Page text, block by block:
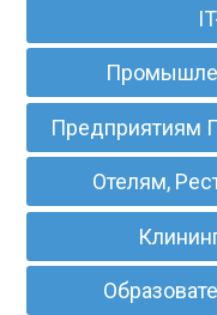
Предприятиям
Отелям,